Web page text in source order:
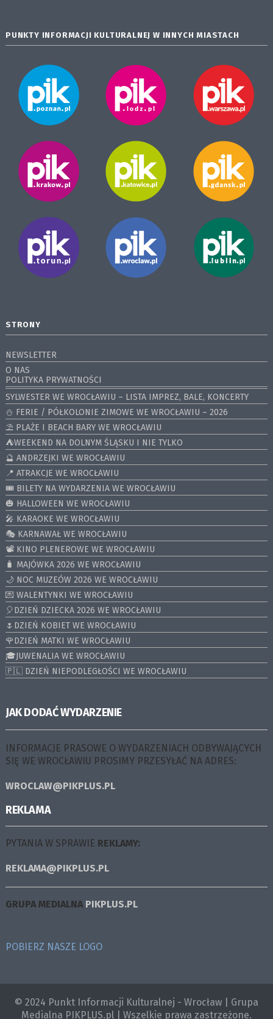
PUNKTY INFORMACJI KULTURALNEJ W INNYCH MIASTACH
STRONY
NEWSLETTER
O NAS
POLITYKA PRYWATNOŚCI
SYLWESTER WE WROCŁAWIU – LISTA IMPREZ, BALE, KONCERTY
⛄️ FERIE / PÓŁKOLONIE ZIMOWE WE WROCŁAWIU – 2026
⛱️ PLAŻE I BEACH BARY WE WROCŁAWIU
⛺️WEEKEND NA DOLNYM ŚLĄSKU I NIE TYLKO
🔮 ANDRZEJKI WE WROCŁAWIU
📍 ATRAKCJE WE WROCŁAWIU
🎟️ BILETY NA WYDARZENIA WE WROCŁAWIU
🎃 HALLOWEEN WE WROCŁAWIU
🎤 KARAOKE WE WROCŁAWIU
🎭 KARNAWAŁ WE WROCŁAWIU
📽️ KINO PLENEROWE WE WROCŁAWIU
🧳 MAJÓWKA 2026 WE WROCŁAWIU
🌙 NOC MUZEÓW 2026 WE WROCŁAWIU
💌 WALENTYNKI WE WROCŁAWIU
🎈DZIEŃ DZIECKA 2026 WE WROCŁAWIU
🌷DZIEŃ KOBIET WE WROCŁAWIU
🌹DZIEŃ MATKI WE WROCŁAWIU
🎓JUWENALIA WE WROCŁAWIU
🇵🇱 DZIEŃ NIEPODLEGŁOŚCI WE WROCŁAWIU
JAK DODAĆ WYDARZENIE
INFORMACJE PRASOWE O WYDARZENIACH ODBYWAJĄCYCH
SIĘ WE WROCŁAWIU PROSIMY PRZESYŁAĆ NA ADRES:
WROCLAW@PIKPLUS.PL
REKLAMA
PYTANIA W SPRAWIE REKLAMY:
REKLAMA@PIKPLUS.PL
GRUPA MEDIALNA PIKPLUS.PL
POBIERZ NASZE LOGO
© 2024 Punkt Informacji Kulturalnej - Wrocław | Grupa
Medialna PIKPLUS.pl | Wszelkie prawa zastrzeżone.